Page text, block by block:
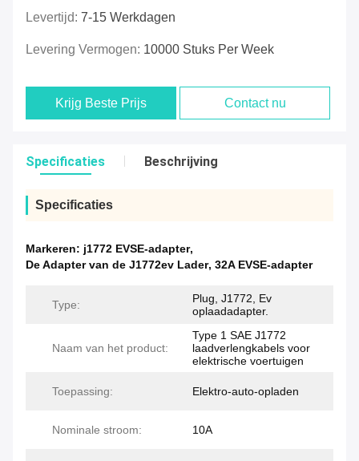
Levertijd: 7-15 Werkdagen
Levering Vermogen: 10000 Stuks Per Week
Krijg Beste Prijs Contact nu
Specificaties Beschrijving
Specificaties
Markeren: j1772 EVSE-adapter,
De Adapter van de J1772ev Lader, 32A EVSE-adapter
Type:
Plug, J1772, Ev
oplaadadapter.
Naam van het product:
Type 1 SAE J1772
laadverlengkabels voor
elektrische voertuigen
Toepassing: Elektro-auto-opladen
Nominale stroom: 10A